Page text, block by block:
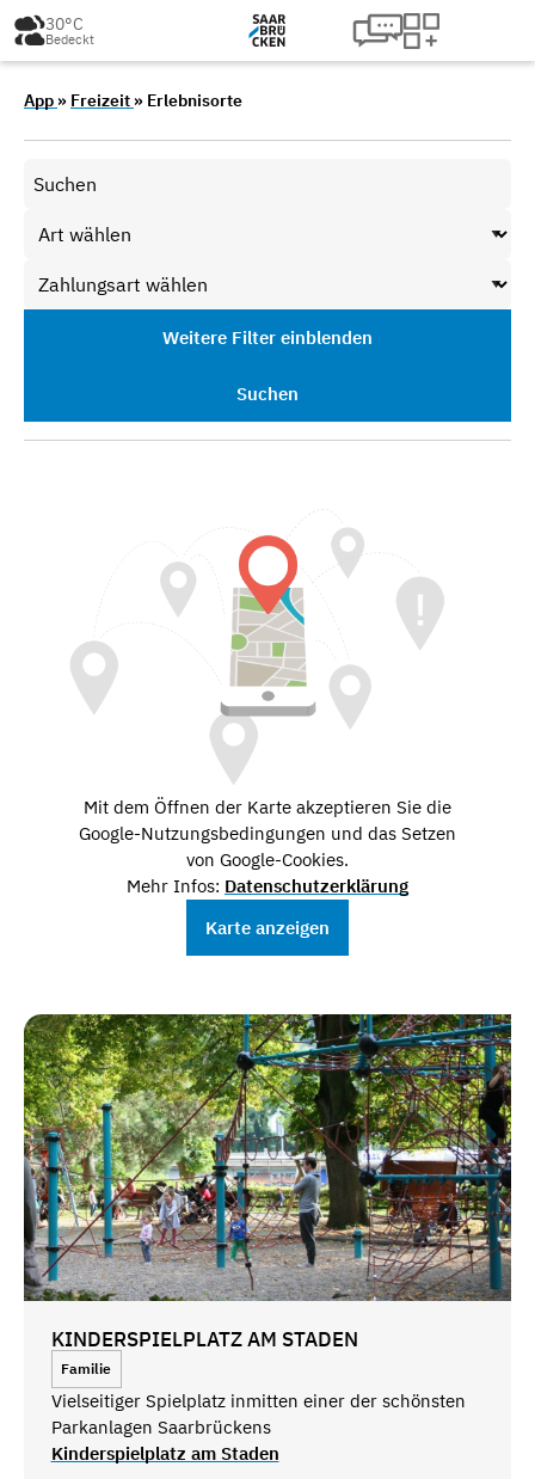
30°C
Bedeckt
App » Freizeit » Erlebnisorte
Weitere Filter einblenden
Suchen
Mit dem Öffnen der Karte akzeptieren Sie die
Google-Nutzungsbedingungen und das Setzen
von Google-Cookies.
Mehr Infos: Datenschutzerklärung
Karte anzeigen
KINDERSPIELPLATZ AM STADEN
Familie
Vielseitiger Spielplatz inmitten einer der schönsten
Parkanlagen Saarbrückens
Kinderspielplatz am Staden